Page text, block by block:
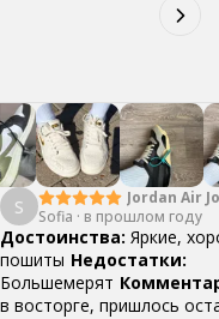
S
Jordan Air
Mid SE
Sofia · в прошлом году
Достоинства: Яркие,
пошиты Недостатки:
Большемерят
в восторге, пришлось